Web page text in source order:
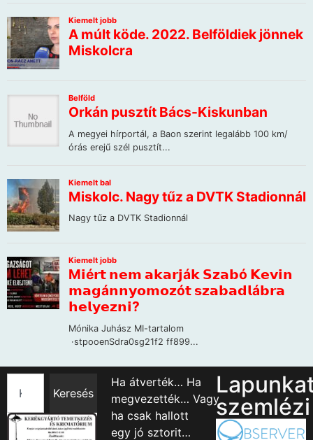
Keresés
Ha átverték… Ha
megvezették… Vagy
ha csak hallott
egy jó sztorit…
szemlézi